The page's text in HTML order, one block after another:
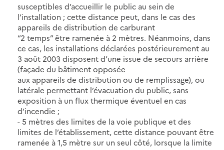
susceptibles d’accueillir le public au sein de
l’installation ; cette distance peut, dans le cas des
appareils de distribution de carburant
“2 temps” être ramenée à 2 mètres. Néanmoins, dans
ce cas, les installations déclarées postérieurement au
3 août 2003 disposent d’une issue de secours arrière
(façade du bâtiment opposée
aux appareils de distribution ou de remplissage), ou
latérale permettant l’évacuation du public, sans
exposition à un flux thermique éventuel en cas
d’incendie ;
- 5 mètres des limites de la voie publique et des
limites de l’établissement, cette distance pouvant être
ramenée à 1,5 mètre sur un seul côté, lorsque la limite